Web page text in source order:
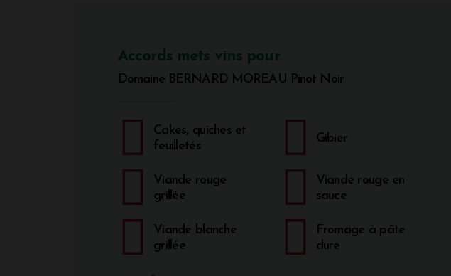
Accords mets vins pour
Domaine BERNARD MOREAU Pinot Noir
Cakes, quiches et
feuilletés
Gibier
Viande rouge
grillée
Viande rouge en
sauce
Viande blanche
grillée
Fromage à pâte
dure